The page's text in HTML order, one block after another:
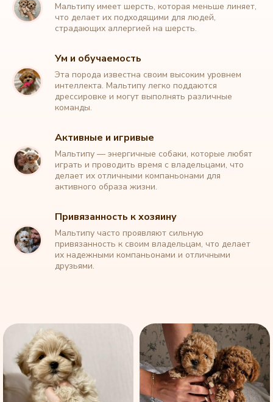
Мальтипу имеет шерсть, которая меньше линяет,
что делает их подходящими для людей,
страдающих аллергией на шерсть.
Ум и обучаемость
Эта порода известна своим высоким уровнем
интеллекта. Мальтипу легко поддаются
дрессировке и могут выполнять различные
команды.
Активные и игривые
Мальтипу — энергичные собаки, которые любят
играть и проводить время с владельцами, что
делает их отличными компаньонами для
активного образа жизни.
Привязанность к хозяину
Мальтипу часто проявляют сильную
привязанность к своим владельцам, что делает
их надежными компаньонами и отличными
друзьями.